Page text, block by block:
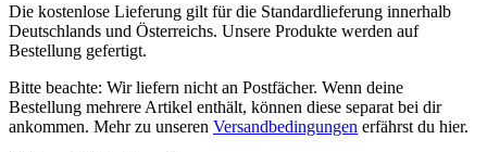
Die kostenlose Lieferung gilt für die Standardlieferung innerhalb
Deutschlands und Österreichs. Unsere Produkte werden auf
Bestellung gefertigt.
Bitte beachte: Wir liefern nicht an Postfächer. Wenn deine
Bestellung mehrere Artikel enthält, können diese separat bei dir
ankommen. Mehr zu unseren Versandbedingungen erfährst du hier.